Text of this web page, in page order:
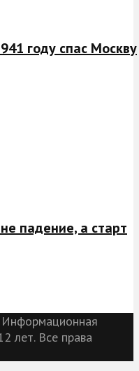
году спас Москву
падение, а старт
лет. Все права